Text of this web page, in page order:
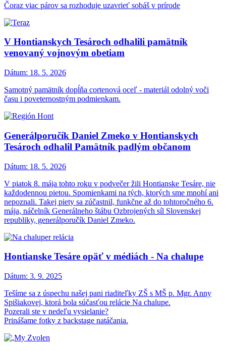
Čoraz viac párov sa rozhoduje uzavrieť sobáš v prírode
V Hontianskych Tesároch odhalili pamätník
venovaný vojnovým obetiam
Dátum: 18. 5. 2026
Samotný pamätník dopĺňa cortenová oceľ - materiál odolný voči
času i poveternostným podmienkam.
Generálporučík Daniel Zmeko v Hontianskych
Tesároch odhalil Pamätník padlým občanom
Dátum: 18. 5. 2026
V piatok 8. mája tohto roku v podvečer žili Hontianske Tesáre, nie
každodennou pietou. Spomienkami na tých, ktorých sme mnohí ani
nepoznali. Takej piety sa zúčastnil, funkčne až do tohtoročného 6.
mája, náčelník Generálneho štábu Ozbrojených síl Slovenskej
republiky, generálporučík Daniel Zmeko.
Hontianske Tesáre opäť v médiách - Na chalupe
Dátum: 3. 9. 2025
Tešíme sa z úspechu našej pani riaditeľky ZŠ s MŠ p. Mgr. Anny
Spišiakovej, ktorá bola súčasťou relácie Na chalupe.
Pozerali ste v nedeľu vysielanie?
Prinášame fotky z backstage natáčania.